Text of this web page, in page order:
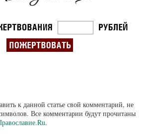
к данной статье свой комментарий, не
Все комментарии будут прочитаны
.